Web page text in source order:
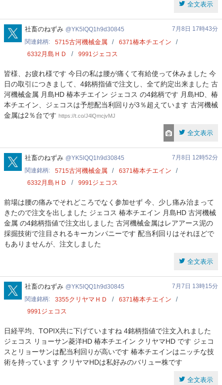
全文表示
YK5lQQ1h9d30845
社畜のねずみ YK5lQQ1h9d30845
7月8日 17時43分
関連銘柄
5715古河機械金属 6371椿本チエイン
6332 月島ＨＤ 9991ジェコス
皆様、お疲れ様です 今日の私は腰が痛くて有給使って休みました 今
日の取引につきまして、4銘柄指値で注文し、全て約定出来ました 古
河機械金属 月島HD 椿本チエイン ジェコス の4銘柄です 月島HD、椿
本チエイン、ジェコスは予想配当利回りが3％超えています 古河機械
金属は2％台です https://t.co/J4lQmcjvMJ
全文表示
YK5lQQ1h9d30845
社畜のねずみ YK5lQQ1h9d30845
7月8日 12時52分
関連銘柄
5715古河機械金属 6371椿本チエイン
6332 月島ＨＤ 9991ジェコス
前場は腰の痛みでそれどころでなく参加せず 今、少し痛み治まって
きたので注文を出しました ジェコス 椿本チエイン 月島HD 古河機械
金属 の4銘柄指値で注文出しました 古河機械金属はレアアース泥の
採掘技術で注目されるキーカンパニーです 配当利回りはそれほどで
もありませんが、注文しました
全文表示
YK5lQQ1h9d30845
社畜のねずみ YK5lQQ1h9d30845
7月7日 13時15分
関連銘柄
3355クリヤマＨＤ 6371椿本チエイン
9991ジェコス
日経平均、TOPIX共に下げていますね 4銘柄指値で注文入れました
ジェコス リョーサン菱洋HD 椿本チエイン クリヤマHD です ジェコ
スとリョーサンは配当利回りが高いです 椿本チエインはニッチな技
術を持っています クリヤマHDは私好みのバリュー株です
全文表示